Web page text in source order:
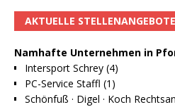
AKTUELLE STELLENANGEBOTE
Namhafte Unternehmen in
Intersport Schrey (4)
PC-Service Staffl (1)
Schönfuß · Digel · Koch